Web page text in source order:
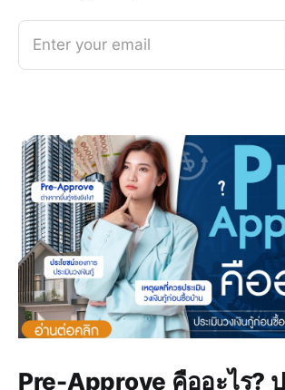
Enter your email
Pre-Approve คืออะไร?